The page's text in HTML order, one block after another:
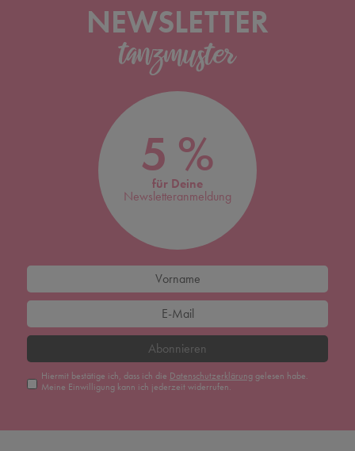
NEWSLETTER
5 %
für Deine
Newsletteranmeldung
Abonnieren
Hiermit bestätige ich, dass ich die Daten­schutz­erklärunggelesen habe.
Meine Einwilligung kann ich jederzeit widerrufen.